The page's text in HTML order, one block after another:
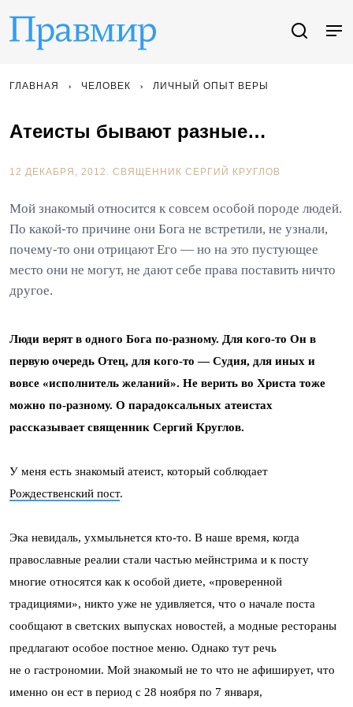
ГЛАВНАЯ ЧЕЛОВЕК ЛИЧНЫЙ ОПЫТ ВЕРЫ
Атеисты бывают разные…
12 ДЕКАБРЯ, 2012. СВЯЩЕННИК СЕРГИЙ КРУГЛОВ
Мой знакомый относится к совсем особой породе людей.
По какой-то причине они Бога не встретили, не узнали,
почему-то они отрицают Его — но на это пустующее
место они не могут, не дают себе права поставить ничто
другое.
Люди верят в одного Бога по-разному. Для кого-то Он в
первую очередь Отец, для кого-то — Судия, для иных и
вовсе «исполнитель желаний». Не верить во Христа тоже
можно по-разному. О парадоксальных атеистах
рассказывает священник Сергий Круглов.
У меня есть знакомый атеист, который соблюдает
Рождественский пост.
Эка невидаль, ухмыльнется кто-то. В наше время, когда
православные реалии стали частью мейнстрима и к посту
многие относятся как к особой диете, «проверенной
традициями», никто уже не удивляется, что о начале поста
сообщают в светских выпусках новостей, а модные рестораны
предлагают особое постное меню. Однако тут речь
не о гастрономии. Мой знакомый не то что не афиширует, что
именно он ест в период с 28 ноября по 7 января,